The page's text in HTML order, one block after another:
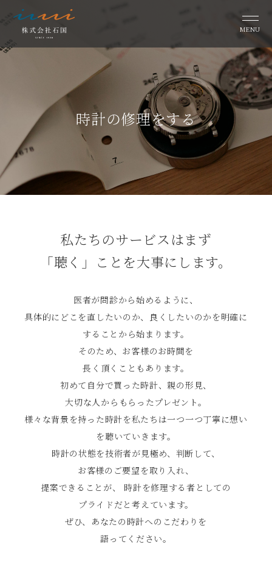
MENU
時計の修理をする
私たちのサービスはまず
「聴く」ことを⼤事にします。
医者が問診から始めるように、
具体的にどこを直したいのか、良くしたいのかを明確に
することから始まります。
そのため、お客様のお時間を
⻑く頂くこともあります。
初めて⾃分で買った時計、親の形⾒、
⼤切な⼈からもらったプレゼント。
様々な背景を持った時計を私たちは⼀つ⼀つ丁寧に想い
を聴いていきます。
時計の状態を技術者が⾒極め、判断して、
お客様のご要望を取り⼊れ、
提案できることが、
時計を修理する者としての
プライドだと考えています。
ぜひ、あなたの時計へのこだわりを
語ってください。